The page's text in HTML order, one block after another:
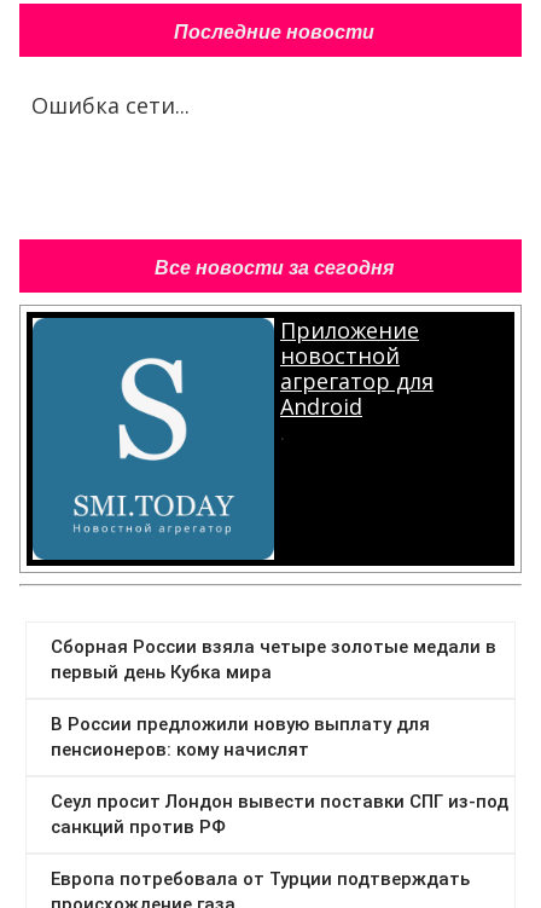
Последние новости
Ошибка сети...
Все новости за сегодня
Приложение
новостной
агрегатор для
Android
.